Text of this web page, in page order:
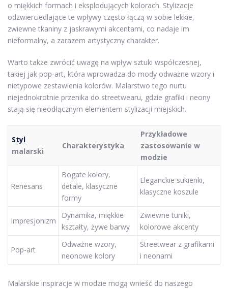
o miękkich formach i eksplodujących kolorach. Stylizacje
odzwierciedlające te wpływy często łączą w sobie lekkie,
zwiewne tkaniny z jaskrawymi akcentami, co nadaje im
nieformalny, a zarazem artystyczny charakter.
Warto także zwrócić uwagę na wpływ sztuki współczesnej,
takiej jak pop-art, która wprowadza do mody odważne wzory i
nietypowe zestawienia kolorów. Malarstwo tego nurtu
niejednokrotnie przenika do streetwearu, gdzie grafiki i neony
stają się nieodłącznym elementem stylizacji miejskich.
Styl
malarski
Charakterystyka
Przykładowe
zastosowanie w
modzie
Renesans
Bogate kolory,
detale, klasyczne
formy
Eleganckie sukienki,
klasyczne koszule
Impresjonizm
Dynamika, miękkie
kształty, żywe barwy
Zwiewne tuniki,
kolorowe akcenty
Pop-art
Odważne wzory,
neonowe kolory
Streetwear z grafikami
i neonami
Malarskie inspiracje w modzie mogą wnieść do naszego